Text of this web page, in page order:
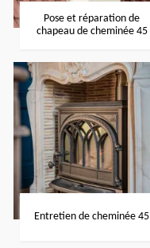
Pose et réparation de
chapeau de cheminée 45
Entretien de cheminée 45